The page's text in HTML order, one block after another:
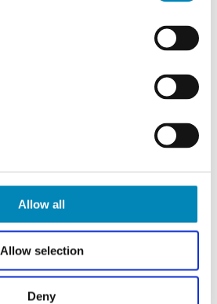
Allow all
Allow selection
Deny